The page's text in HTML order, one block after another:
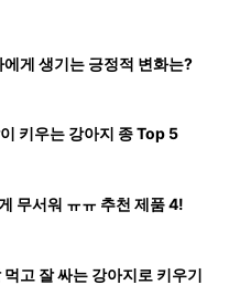
게 생기는 긍정적 변화는?
키우는 강아지 종 Top 5
무서워 ㅠㅠ 추천 제품 4!
고 잘 싸는 강아지로 키우기